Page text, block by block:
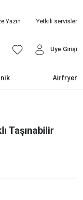
Yazın Yetkili servisler
Üye Girişi
Airfryer
Taşınabilir